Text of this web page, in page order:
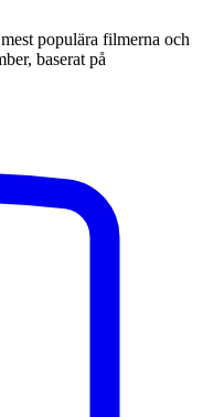
populära filmerna och
baserat på